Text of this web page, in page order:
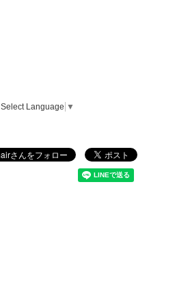
Select Language ▼